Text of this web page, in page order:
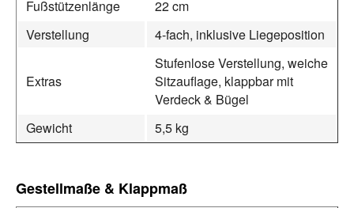
Fußstützenlänge
22 cm
Verstellung
4-fach, inklusive Liegeposition
Extras
Stufenlose Verstellung, weiche
Sitzauflage, klappbar mit
Verdeck & Bügel
Gewicht
5,5 kg
Gestellmaße & Klappmaß